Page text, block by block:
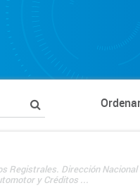
Ordenar
Registrales. Dirección Nacional
y Créditos ...